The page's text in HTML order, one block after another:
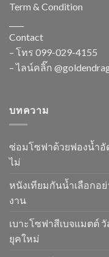
Term & Condition
Contact
– โทร 099-029-4155
– ไลน์คลิ๊ก
บทความ
ซ่อมโซฟาด้วยฟองน้ำอั
ไม่
หนังเทียมกันน้ำเลือกอ
งาน
เบาะโซฟาสีเบจแมตต์
ยุคใหม่